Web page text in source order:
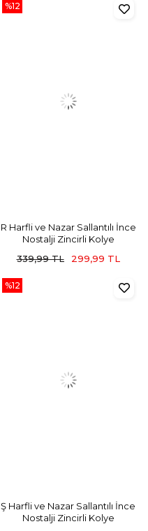
R Harfli ve Nazar Sallantılı İnce
Nostalji Zincirli Kolye
339,99 TL
299,99 TL
%12
Ş Harfli ve Nazar Sallantılı İnce
Nostalji Zincirli Kolye
%12